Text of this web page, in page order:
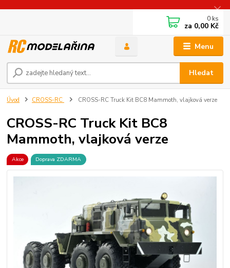
Menu
Hledat
0 ks
za 0,00 Kč
Úvod CROSS-RC CROSS-RC Truck Kit BC8 Mammoth, vlajková verze
CROSS-RC Truck Kit BC8
Mammoth, vlajková verze
Akce Doprava ZDARMA